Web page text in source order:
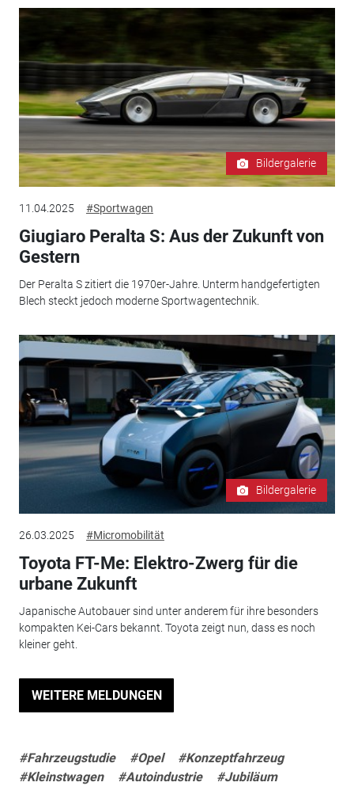
Bildergalerie
11.04.2025 #Sportwagen
Giugiaro Peralta S: Aus der Zukunft von
Gestern
Der Peralta S zitiert die 1970er-Jahre. Unterm handgefertigten
Blech steckt jedoch moderne Sportwagentechnik.
Bildergalerie
26.03.2025 #Micromobilität
Toyota FT-Me: Elektro-Zwerg für die
urbane Zukunft
Japanische Autobauer sind unter anderem für ihre besonders
kompakten Kei-Cars bekannt. Toyota zeigt nun, dass es noch
kleiner geht.
WEITERE MELDUNGEN
#Fahrzeugstudie #Opel
#Konzeptfahrzeug
#Kleinstwagen
#Autoindustrie #Jubiläum